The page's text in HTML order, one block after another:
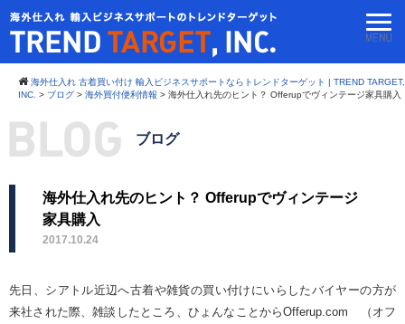
海外仕入れ 古着買い付け 輸入ビジネスサポートならトレンドターゲット | TREND TARGET,
INC. > ブログ > 海外買付便利情報 > 海外仕入れ先のヒント？ Offerupでヴィンテージ家具購入
ブログ
海外仕入れ先のヒント？ Offerupでヴィンテージ
家具購入
2017.10.24
先日、シアトル近辺へ古着や雑貨の買い付けにいらしたバイヤーの方が
来社された際、雑談したところ、ひょんなことからOfferup.com （オフ